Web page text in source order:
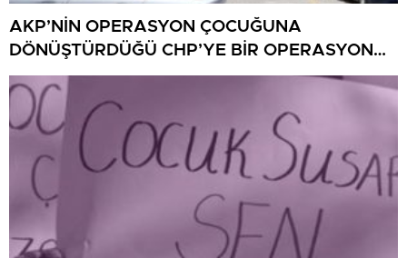
AKP’NİN OPERASYON ÇOCUĞUNA
DÖNÜŞTÜRDÜĞÜ CHP’YE BİR OPERASYON
DAHA!